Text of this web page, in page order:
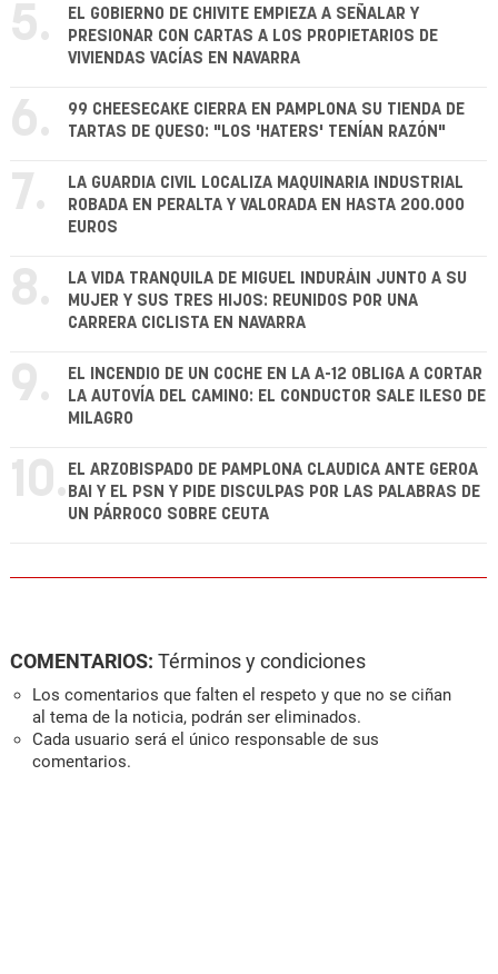
5.
EL GOBIERNO DE CHIVITE EMPIEZA A SEÑALAR Y
PRESIONAR CON CARTAS A LOS PROPIETARIOS DE
VIVIENDAS VACÍAS EN NAVARRA
6.
99 CHEESECAKE CIERRA EN PAMPLONA SU TIENDA DE
TARTAS DE QUESO: "LOS 'HATERS' TENÍAN RAZÓN"
7.
LA GUARDIA CIVIL LOCALIZA MAQUINARIA INDUSTRIAL
ROBADA EN PERALTA Y VALORADA EN HASTA 200.000
EUROS
8.
LA VIDA TRANQUILA DE MIGUEL INDURÁIN JUNTO A SU
MUJER Y SUS TRES HIJOS: REUNIDOS POR UNA
CARRERA CICLISTA EN NAVARRA
9.
EL INCENDIO DE UN COCHE EN LA A-12 OBLIGA A CORTAR
LA AUTOVÍA DEL CAMINO: EL CONDUCTOR SALE ILESO DE
MILAGRO
10. EL ARZOBISPADO DE PAMPLONA CLAUDICA ANTE GEROA
BAI Y EL PSN Y PIDE DISCULPAS POR LAS PALABRAS DE
UN PÁRROCO SOBRE CEUTA
COMENTARIOS: Términos y condiciones
Los comentarios que falten el respeto y que no se ciñan
al tema de la noticia, podrán ser eliminados.
Cada usuario será el único responsable de sus
comentarios.